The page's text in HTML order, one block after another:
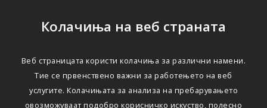
Колачиња на веб страната
Веб страницата користи колачиња за различни намени.
Тие се првенствено важни за работењето на веб
услугите. Колачињата за анализа на пребарувањето
овозможуваат подобро корисничко искуство, полесно
Триглав објавува оглас
за вработување на